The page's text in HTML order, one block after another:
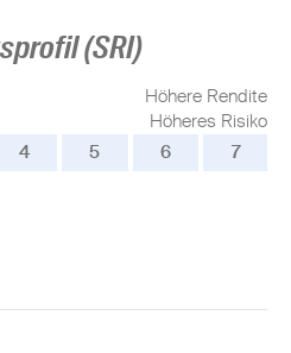
(SRI)
Höhere Rendite
Höheres Risiko
4 5 6 7